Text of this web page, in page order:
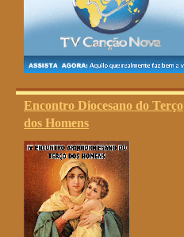
Encontro Diocesano do Terço
dos Homens